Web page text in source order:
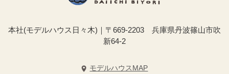
本社(モデルハウス日々木)｜〒669-2203 兵庫県丹波篠山市吹
新64-2
モデルハウスMAP